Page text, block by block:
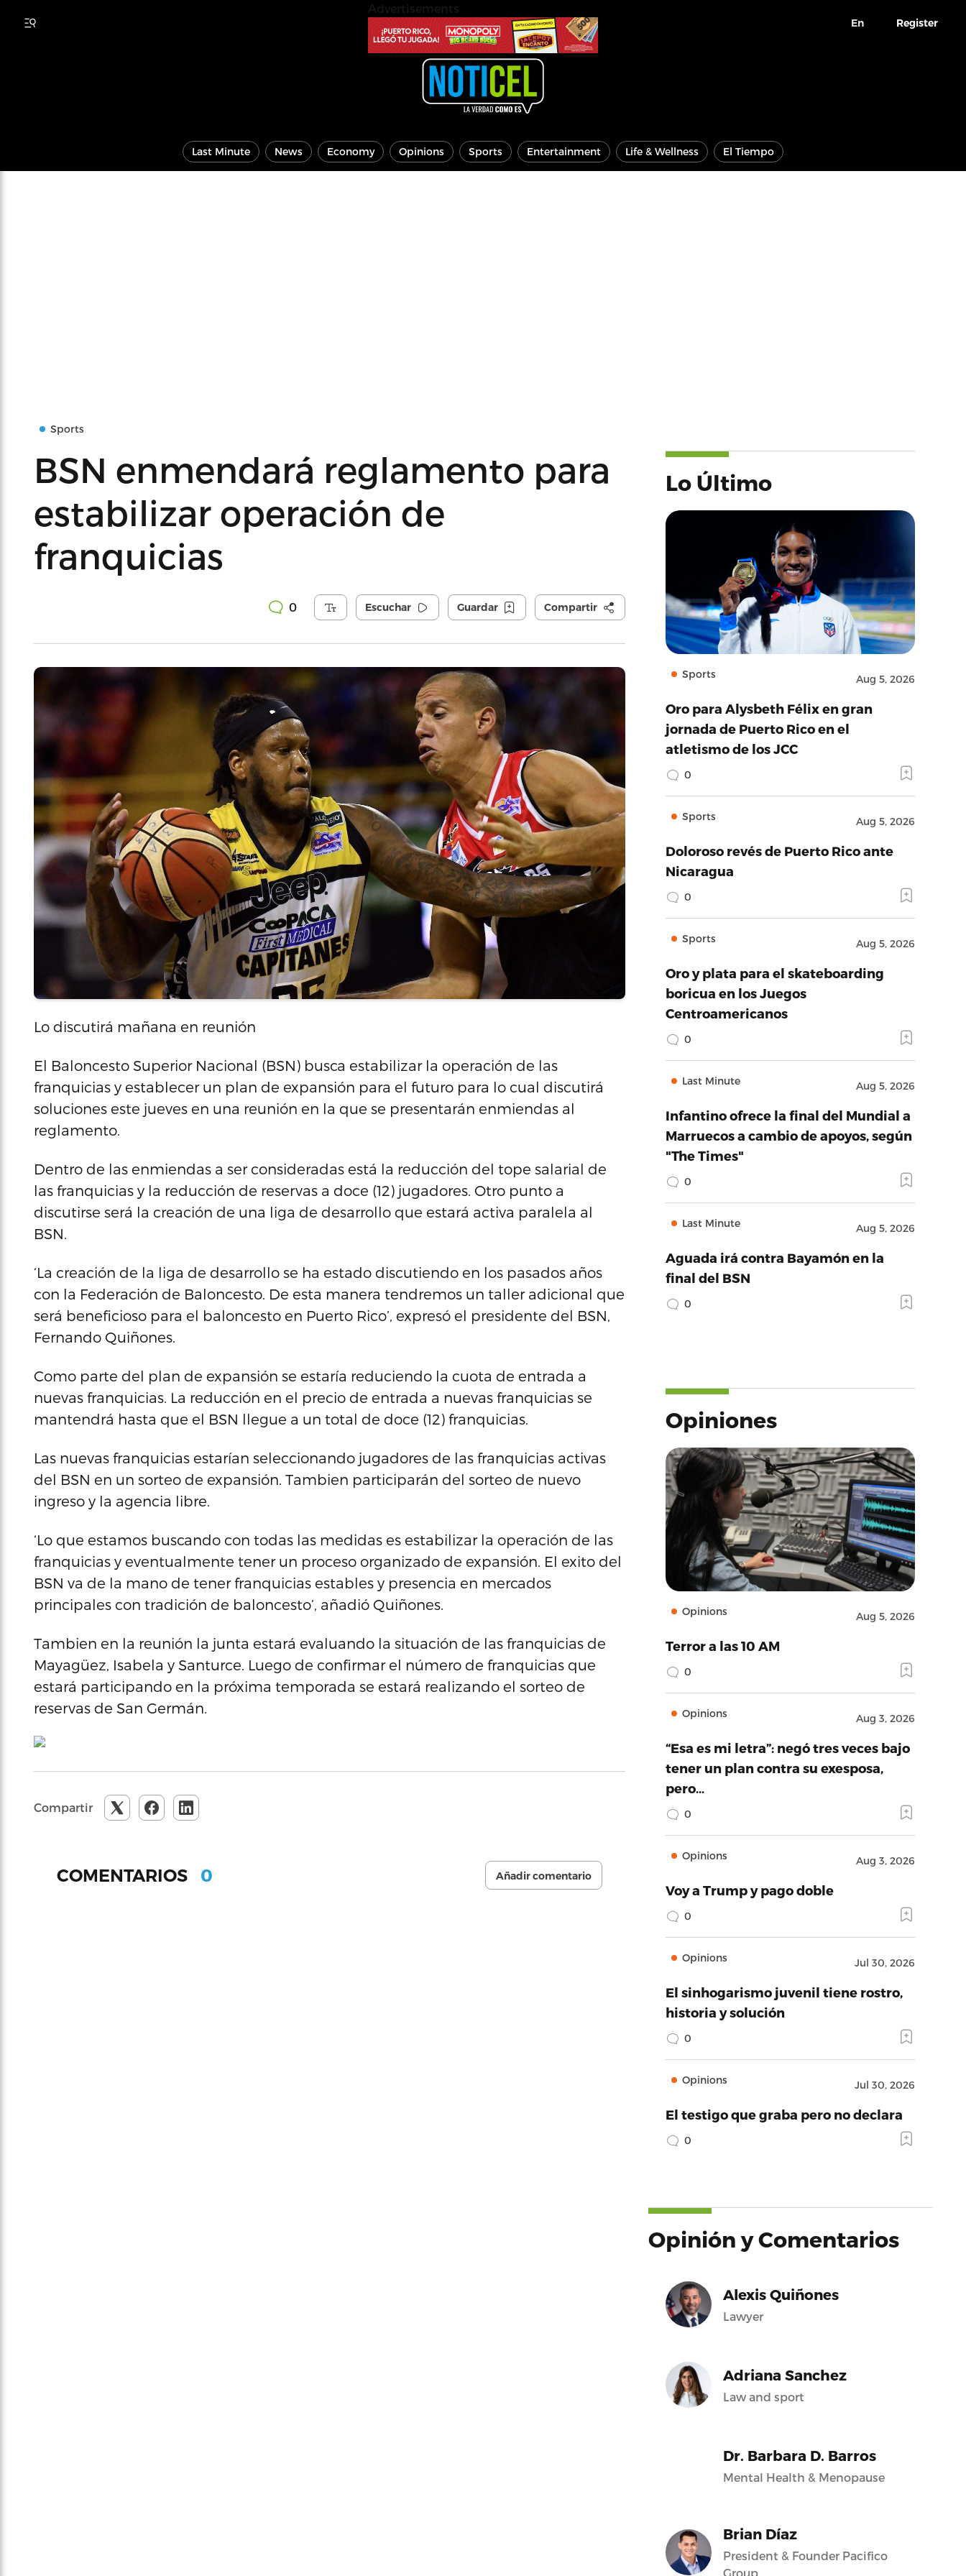
En Register
Last Minute News Economy Opinions Sports Entertainment Life & Wellness El Tiempo
Sports
BSN enmendará reglamento para
estabilizar operación de
franquicias
0 Escuchar Guardar Compartir
Lo discutirá mañana en reunión
El Baloncesto Superior Nacional (BSN) busca estabilizar la operación de las
franquicias y establecer un plan de expansión para el futuro para lo cual discutirá
soluciones este jueves en una reunión en la que se presentarán enmiendas al
reglamento.
Dentro de las enmiendas a ser consideradas está la reducción del tope salarial de
las franquicias y la reducción de reservas a doce (12) jugadores. Otro punto a
discutirse será la creación de una liga de desarrollo que estará activa paralela al
BSN.
‘La creación de la liga de desarrollo se ha estado discutiendo en los pasados años
con la Federación de Baloncesto. De esta manera tendremos un taller adicional que
será beneficioso para el baloncesto en Puerto Rico’, expresó el presidente del BSN,
Fernando Quiñones.
Como parte del plan de expansión se estaría reduciendo la cuota de entrada a
nuevas franquicias. La reducción en el precio de entrada a nuevas franquicias se
mantendrá hasta que el BSN llegue a un total de doce (12) franquicias.
Las nuevas franquicias estarían seleccionando jugadores de las franquicias activas
del BSN en un sorteo de expansión. Tambien participarán del sorteo de nuevo
ingreso y la agencia libre.
‘Lo que estamos buscando con todas las medidas es estabilizar la operación de las
franquicias y eventualmente tener un proceso organizado de expansión. El exito del
BSN va de la mano de tener franquicias estables y presencia en mercados
principales con tradición de baloncesto’, añadió Quiñones.
Tambien en la reunión la junta estará evaluando la situación de las franquicias de
Mayagüez, Isabela y Santurce. Luego de confirmar el número de franquicias que
estará participando en la próxima temporada se estará realizando el sorteo de
reservas de San Germán.
Compartir
COMENTARIOS 0 Añadir comentario
Lo Último
Sports Aug 5, 2026
Oro para Alysbeth Félix en gran
jornada de Puerto Rico en el
atletismo de los JCC
0
Sports Aug 5, 2026
Doloroso revés de Puerto Rico ante
Nicaragua
0
Sports Aug 5, 2026
Oro y plata para el skateboarding
boricua en los Juegos
Centroamericanos
0
Last Minute Aug 5, 2026
Infantino ofrece la final del Mundial a
Marruecos a cambio de apoyos, según
"The Times"
0
Last Minute Aug 5, 2026
Aguada irá contra Bayamón en la
final del BSN
0
Opiniones
Opinions Aug 5, 2026
Terror a las 10 AM
0
Opinions Aug 3, 2026
“Esa es mi letra”: negó tres veces bajo
tener un plan contra su exesposa,
pero…
0
Opinions Aug 3, 2026
Voy a Trump y pago doble
0
Opinions Jul 30, 2026
El sinhogarismo juvenil tiene rostro,
historia y solución
0
Opinions Jul 30, 2026
El testigo que graba pero no declara
0
Opinión y Comentarios
Alexis Quiñones
Lawyer
Adriana Sanchez
Law and sport
Dr. Barbara D. Barros
Mental Health & Menopause
Brian Díaz
President & Founder Pacifico
Group